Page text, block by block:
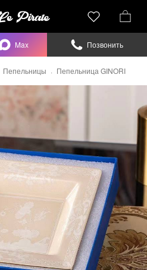
Пепельницы Пепельница GINORI
Max Позвонить